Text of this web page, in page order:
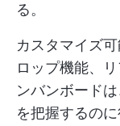
る。
カスタマイズ
ロップ機能、
ンバンボード
を把握するの